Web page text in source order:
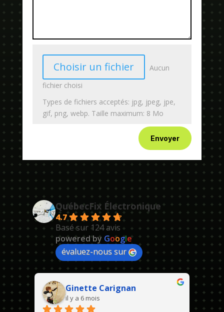
Choisir un fichier
Aucun
fichier choisi
Types de fichiers acceptés: jpg, jpeg, jpe,
gif, png, webp. Taille maximum: 8 Mo
Envoyer
QuébecFix Électronique
4.7
Basé sur 124 avis
powered by Google
évaluez-nous sur
Ginette Carignan
il y a 6 mois